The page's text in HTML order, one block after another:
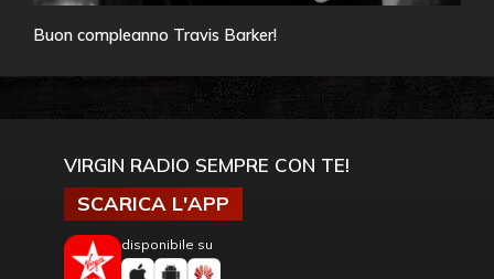
Buon compleanno Travis Barker!
VIRGIN RADIO SEMPRE CON TE!
SCARICA L'APP
disponibile su